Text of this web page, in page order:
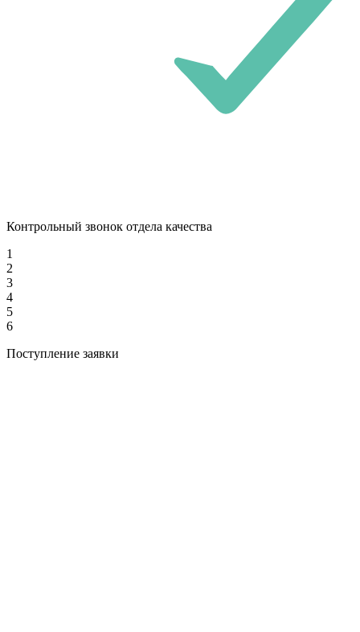
Контрольный звонок отдела качества
1
2
3
4
5
6
Поступление заявки